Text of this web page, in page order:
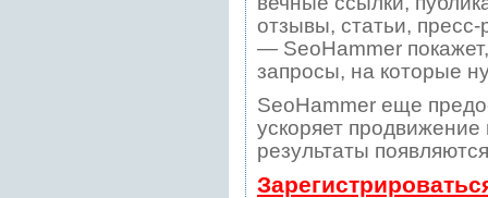
отзывы, статьи,
— SeoHammer
запросы, на которые
SeoHammer еще
ускоряет
результаты